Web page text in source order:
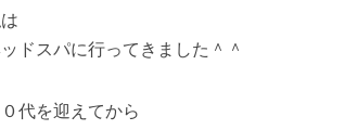
ドスパに行ってきました＾＾
代を迎えてから